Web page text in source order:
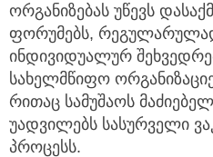
ორგანიზებას უწევს
ფორუმებს,
ინდივიდუალურ
სახელმწიფო
რითაც სამუშაოს
უადვილებს სასურველი
პროცესს.